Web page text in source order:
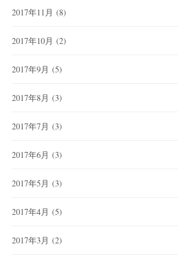
2017年11月 (8)
2017年10月 (2)
2017年9月 (5)
2017年8月 (3)
2017年7月 (3)
2017年6月 (3)
2017年5月 (3)
2017年4月 (5)
2017年3月 (2)